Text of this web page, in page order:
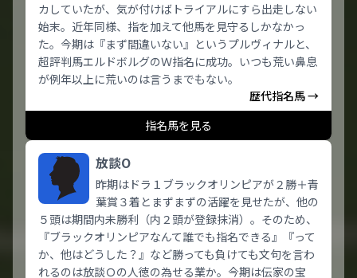
カしていたが、気が付けばトライアルにすら出走しない
始末。近年同様、指を加えて他馬を見守るしかなかっ
た。今期は『まず間違いない』というプルヴィナルと、
超評判馬エルドボルグのＷ指名に成功。いつも荒い鼻息
が例年以上に荒いのは言うまでもない。
歴代指名馬 →
指名馬を見る
放談O
昨期はドラ１ブラックオリンピアが２勝＋青
葉賞３着とまずまずの活躍を見せたが、他の
５頭は期間内未勝利（内２頭が登録抹消）。そのため、
『ブラックオリンピアなんて誰でも指名できる』『って
か、他はどうした？』など勝っても負けても文句を言わ
れるのは放談Ｏの人徳の為せる業か。今期は伝家の宝